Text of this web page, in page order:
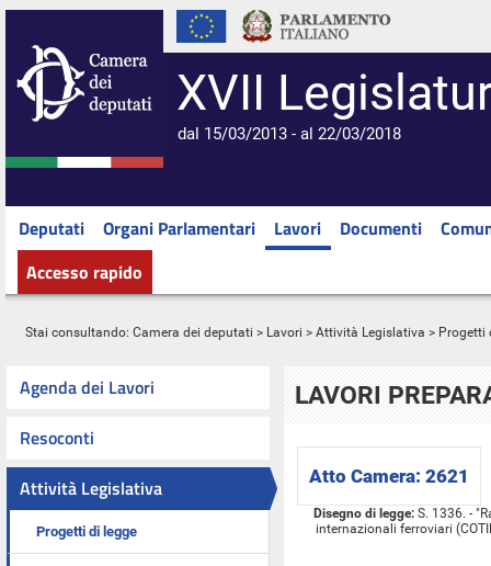
XVII
dal 15/03/2013 - al 22/03/2018
Deputati Organi Parlamentari Lavori Documenti
Accesso rapido
Stai consultando: Camera dei deputati > Lavori > Attività Legislativa > Progetti
Agenda dei Lavori
Resoconti
Attività Legislativa
Progetti di legge
LAVORI
Atto Camera: 2621
Disegno di legge:S. 1336. -
internazionali ferroviari